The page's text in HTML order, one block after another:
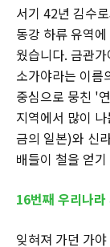
서기 42년 김수
동강 하류 유역
웠습니다. 금관
소가야라는 이름
중심으로 뭉친 '
지역에서 많이
금의 일본)와 신
배들이 철을 얻
16번째 우리나
잊혀져 가던 가